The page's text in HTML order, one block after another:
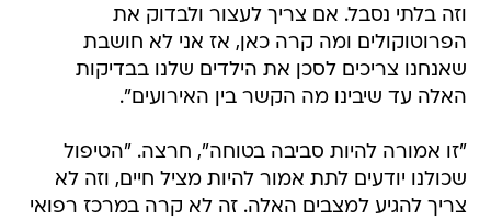
וזה בלתי נסבל. אם צריך לעצור ולבדוק את
הפרוטוקולים ומה קרה כאן, אז אני לא חושבת
שאנחנו צריכים לסכן את הילדים שלנו בבדיקות
האלה עד שיבינו מה הקשר בין האירועים".
"זו אמורה להיות סביבה בטוחה", חרצה. "הטיפול
שכולנו יודעים לתת אמור להיות מציל חיים, וזה לא
צריך להגיע למצבים האלה. זה לא קרה במרכז רפואי